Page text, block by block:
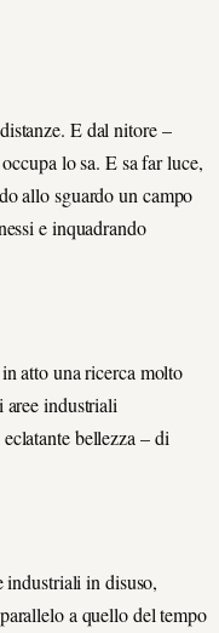
E dal nitore –
lo sa. E sa far luce,
allo sguardo un campo
e inquadrando
atto una ricerca molto
aree industriali
bellezza – di
industriali in disuso,
a quello del tempo